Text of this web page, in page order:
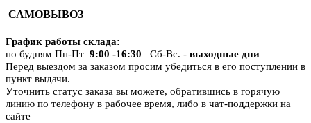
САМОВЫВОЗ
График работы склада:
по будням Пн-Пт 9:00 -16:30 Сб-Вс. - выходные дни
Перед выездом за заказом просим убедиться в его поступлении в
пункт выдачи.
Уточнить статус заказа вы можете, обратившись в горячую
линию по телефону в рабочее время, либо в чат-поддержки на
сайте